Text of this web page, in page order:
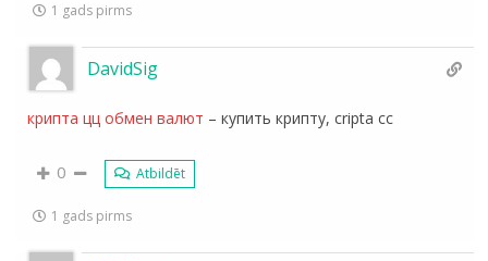
1 gads pirms
DavidSig
крипта цц обмен валют – купить крипту, cripta cc
0 Atbildēt
1 gads pirms